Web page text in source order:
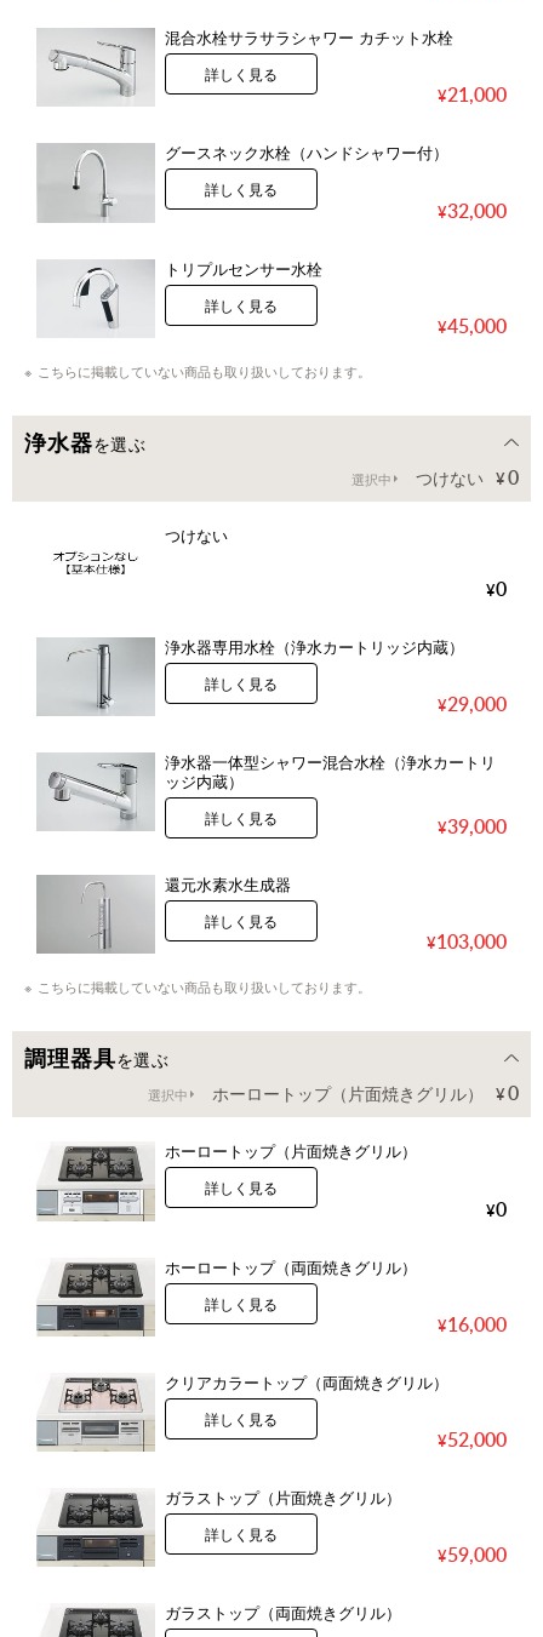
混合水栓サラサラシャワー カチット水栓
詳しく見る
21,000
グースネック水栓（ハンドシャワー付）
詳しく見る
32,000
トリプルセンサー水栓
詳しく見る
45,000
こちらに掲載していない商品も取り扱いしております。
浄水器を選ぶ
選択中 つけない 0
つけない
0
浄水器専用水栓（浄水カートリッジ内蔵）
詳しく見る
29,000
浄水器一体型シャワー混合水栓（浄水カートリ
ッジ内蔵）
詳しく見る 39,000
還元水素水生成器
詳しく見る
103,000
こちらに掲載していない商品も取り扱いしております。
調理器具を選ぶ
選択中 ホーロートップ（片面焼きグリル） 0
ホーロートップ（片面焼きグリル）
詳しく見る
0
ホーロートップ（両面焼きグリル）
詳しく見る
16,000
クリアカラートップ（両面焼きグリル）
詳しく見る
52,000
ガラストップ（片面焼きグリル）
詳しく見る
59,000
ガラストップ（両面焼きグリル）